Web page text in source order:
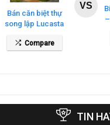
Bán căn biệt thự
song lập Lucasta
Villa – DT 175m2
giá 26 tỷ
Compare
VS
TIN